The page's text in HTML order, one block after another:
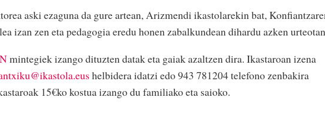
aski ezaguna da gure artean, Arizmendi ikastolarekin bat,
izan zen eta pedagogia eredu honen zabalkundean dihardu azken
mintegiek izango dituzten datak eta gaiak azaltzen dira. Ikastaroan izena
helbidera idatzi edo 943 781204 telefono zenbakira
15€ko kostua izango du familiako eta saioko.